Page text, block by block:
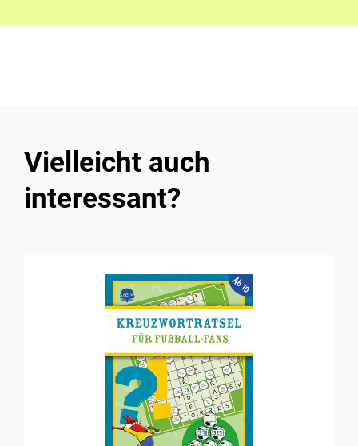
Vielleicht auch
interessant?